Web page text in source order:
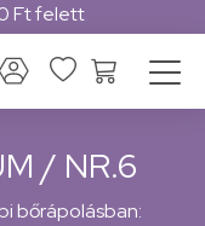
/ NR.6
bőrápolásban: